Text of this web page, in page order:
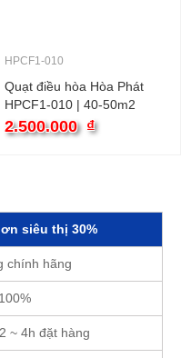
HPCF1-010
Quạt điều hòa Hòa Phát
HPCF1-010 | 40-50m2
165W
2.500.000 ₫
siêu thị 30%
chính hãng
~ 4h đặt hàng